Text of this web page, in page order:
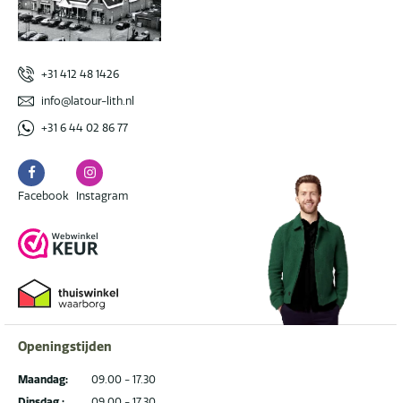
+31 412 48 1426
info@latour-lith.nl
+31 6 44 02 86 77
Facebook
Facebook
Instagram
Instagram
Openingstijden
Maandag:
09.00 - 17.30